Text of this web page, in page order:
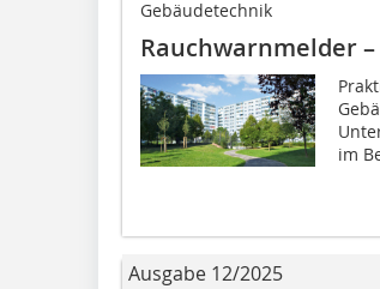
Gebäudetechnik
Rauchwarnmelder
im
Ausgabe 12/2025